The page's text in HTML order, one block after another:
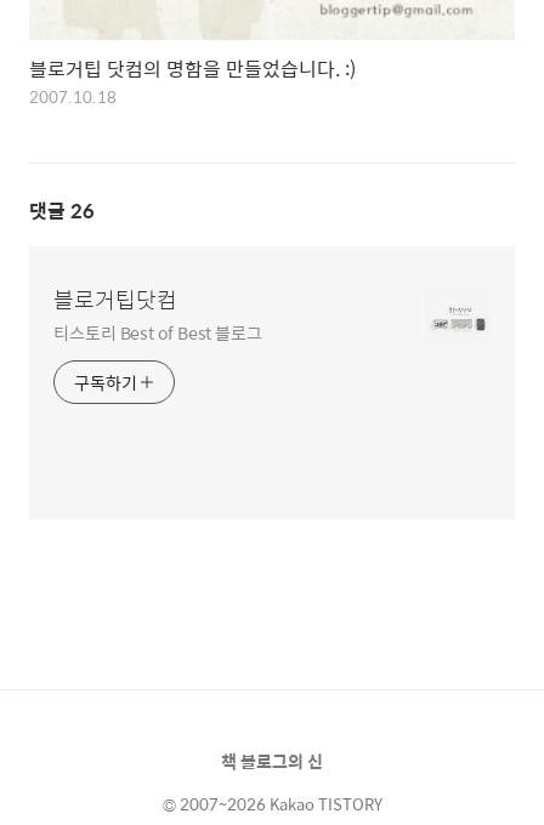
블로거팁 닷컴의 명함을 만들었습니다. :)
2007.10.18
댓글 26
블로거팁닷컴
티스토리 Best of Best 블로그
구독하기
책 블로그의 신
© 2007~2026 Kakao TISTORY